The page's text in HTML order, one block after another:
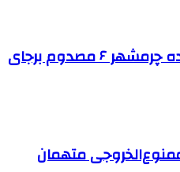
تصادف زنجیره‌ای در جاده چرمشهر ۶ مصدوم برجای
متهمان